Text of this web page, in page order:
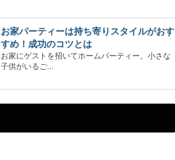
お家パーティーは持ち寄りスタイルがおす
すめ！成功のコツとは
お家にゲストを招いてホームパーティー。小さな
子供がいるご...